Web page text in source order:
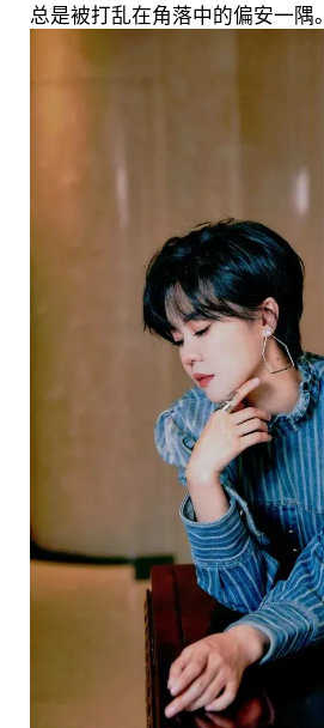
总是被打乱在角落中的偏安一隅。